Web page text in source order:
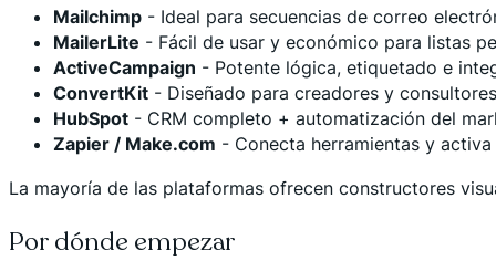
Mailchimp - Ideal para secuencias de correo
MailerLite - Fácil de usar y económico para listas
ActiveCampaign - Potente lógica, etiquetado e
ConvertKit - Diseñado para creadores y consultores
HubSpot - CRM completo + automatización del
Zapier / Make.com - Conecta herramientas y
La mayoría de las plataformas ofrecen constructores
Por dónde empezar